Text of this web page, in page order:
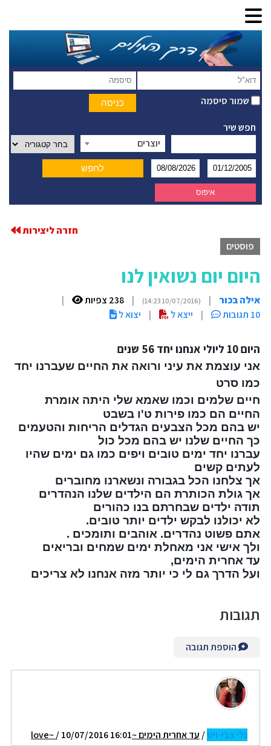
שמור סיסמה
חפש שיר
יוצרים
חזרה ליצירות
פוסטים
היום יום נשואין לנו
אילה בכור |
(10/07/2016 14:23)
| 238 צפיות
|
10 תגובות
| ייצא ל | יצוא ל
היום 10 ליולי אנחנו יחד 56 שנים
אני עוצמת את עיני ורואה את החיים שעברנו יחד
כמו סרט
חיים שלמים וכמו שאמא שלי היתה אומרת
החיים הם כמו פירות ט'ו בשבט
יש בהם מכל הצבעים הגדלים הריחות והטעמים
כך החיים שלנו יש בהם מכל כול
עברנו יחד ימים טובים ויפים כמו גם ימים שהיו
לעתים קשים
אך צלחנו הכל בגבורה ונשארנו מחוברים
אך גולת הכותרת הם הילדים שלנו הנהדרים
תודה ילדים שבחרתם בנו כהורים
לא יכולנו לבקש ילדים יותר טובים.
אתם פשוט נהדרים. אוהבים ותומכים .
ולך אישי אני מאחלת ימים שמחים ובריאים
עד אחרית הימים,
ועל הדרך גם לי כי יותר מזה אנחנו לא צריכים
תגובות
הוספת תגובה
גלי צבי-ויס/ עד אחרית הימים ~love~/ 10/07/2016 16:01